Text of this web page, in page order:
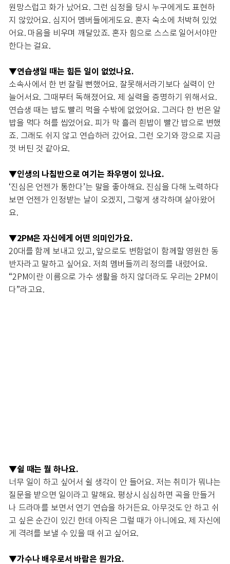
원망스럽고 화가 났어요. 그런 심정을 당시 누구에게도 표현하
지 않았어요. 심지어 멤버들에게도요. 혼자 숙소에 처박혀 있었
어요. 마음을 비우며 깨달았죠. 혼자 힘으로 스스로 일어서야만
한다는 걸요.
▼연습생일 때는 힘든 일이 없었나요.
소속사에서 한 번 잘릴 뻔했어요. 잘못해서라기보다 실력이 안
늘어서요. 그때부터 독해졌어요. 제 실력을 증명하기 위해서요.
연습생 때는 밥도 빨리 먹을 수밖에 없었어요. 그러다 한 번은 알
밥을 먹다 혀를 씹었어요. 피가 막 흘러 흰밥이 빨간 밥으로 변했
죠. 그래도 쉬지 않고 연습하러 갔어요. 그런 오기와 깡으로 지금
껏 버틴 것 같아요.
▼인생의 나침반으로 여기는 좌우명이 있나요.
‘진심은 언젠가 통한다’는 말을 좋아해요. 진심을 다해 노력하다
보면 언젠가 인정받는 날이 오겠지, 그렇게 생각하며 살아왔어
요.
▼2PM은 자신에게 어떤 의미인가요.
20대를 함께 보내고 있고, 앞으로도 변함없이 함께할 영원한 동
반자라고 말하고 싶어요. 저희 멤버들끼리 정의를 내렸어요.
“2PM이란 이름으로 가수 생활을 하지 않더라도 우리는 2PM이
다”라고요.
▼쉴 때는 뭘 하나요.
너무 일이 하고 싶어서 쉴 생각이 안 들어요. 저는 취미가 뭐냐는
질문을 받으면 일이라고 말해요. 평상시 심심하면 곡을 만들거
나 드라마를 보면서 연기 연습을 하거든요. 아무것도 안 하고 쉬
고 싶은 순간이 있긴 한데 아직은 그럴 때가 아니에요. 제 자신에
게 격려를 보낼 수 있을 때 쉬고 싶어요.
▼가수나 배우로서 바람은 뭔가요.